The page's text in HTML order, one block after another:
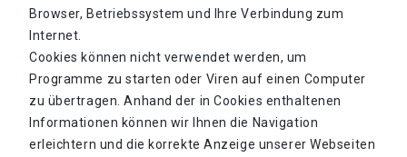
Browser, Betriebssystem und Ihre Verbindung zum
Internet.
Cookies können nicht verwendet werden, um
Programme zu starten oder Viren auf einen Computer
zu übertragen. Anhand der in Cookies enthaltenen
Informationen können wir Ihnen die Navigation
erleichtern und die korrekte Anzeige unserer Webseiten